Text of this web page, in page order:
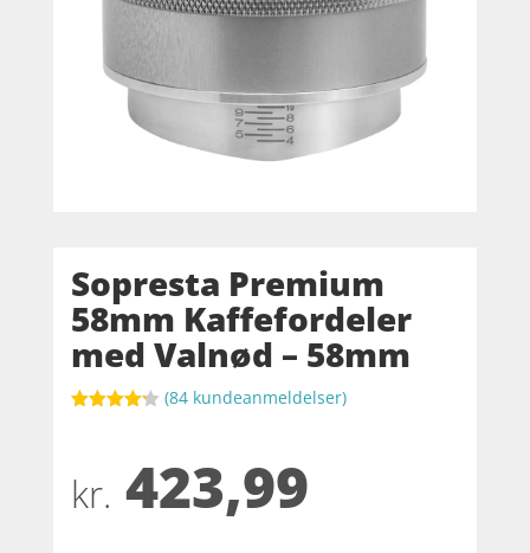
Sopresta Premium
58mm Kaffefordeler
med Valnød – 58mm
på
kundebedø
(84 kundeanmeldelser)
kr. 423,99